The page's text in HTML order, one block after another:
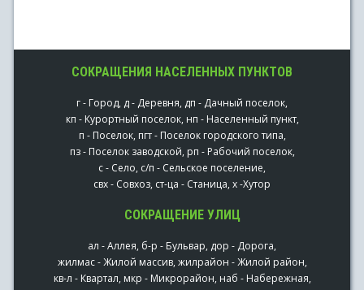
СОКРАЩЕНИЯ НАСЕЛЕННЫХ ПУНКТОВ
г - Город, д - Деревня, дп - Дачный поселок,
кп - Курортный поселок, нп - Населенный пункт,
п - Поселок, пгт - Поселок городского типа,
пз - Поселок заводской, рп - Рабочий поселок,
с - Село, с/п - Сельское поселение,
свх - Совхоз, ст-ца - Станица, х -Хутор
СОКРАЩЕНИЕ УЛИЦ
ал - Аллея, б-р - Бульвар, дор - Дорога,
жилмас - Жилой массив, жилрайон - Жилой район,
кв-л - Квартал, мкр - Микрорайон, наб - Набережная,